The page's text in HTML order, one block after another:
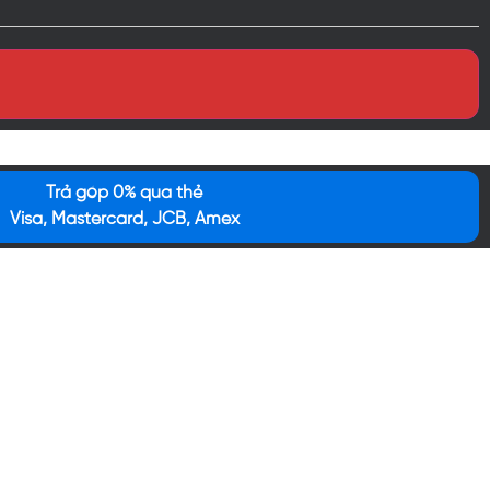
Trả góp 0% qua thẻ
Visa, Mastercard, JCB, Amex